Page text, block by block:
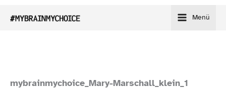
Inhalt
Menü
mybrainmychoice_​Mary-​Marschall_​klein_​1